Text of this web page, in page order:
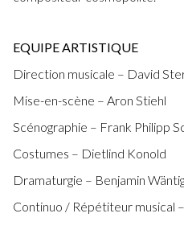
EQUIPE ARTISTIQUE
Direction musicale – David
Mise-en-scène – Aron Stiehl
Scénographie – Frank Philipp
Costumes – Dietlind Konold
Dramaturgie – Benjamin
Continuo / Répétiteur musical